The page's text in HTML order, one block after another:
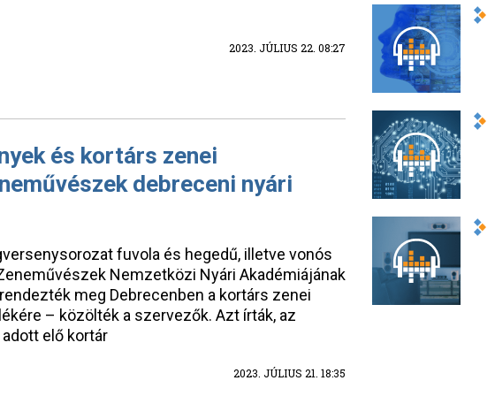
2023. JÚLIUS 22. 08:27
és kortárs zenei
debreceni nyári
fuvola és hegedű, illetve vonós
Nemzetközi Nyári Akadémiájának
meg Debrecenben a kortárs zenei
– közölték a szervezők. Azt írták, az
elő kortár
2023. JÚLIUS 21. 18:35